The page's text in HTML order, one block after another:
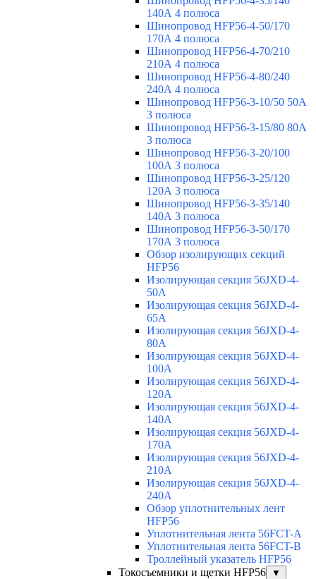
140А 4 полюса
Шинопровод HFP56-4-50/170
170А 4 полюса
Шинопровод HFP56-4-70/210
210А 4 полюса
Шинопровод HFP56-4-80/240
240А 4 полюса
Шинопровод HFP56-3-10/50 50А
3 полюса
Шинопровод HFP56-3-15/80 80А
3 полюса
Шинопровод HFP56-3-20/100
100А 3 полюса
Шинопровод HFP56-3-25/120
120А 3 полюса
Шинопровод HFP56-3-35/140
140А 3 полюса
Шинопровод HFP56-3-50/170
170А 3 полюса
Обзор изолирующих секций
HFP56
Изолирующая секция 56JXD-4-
50A
Изолирующая секция 56JXD-4-
65A
Изолирующая секция 56JXD-4-
80A
Изолирующая секция 56JXD-4-
100A
Изолирующая секция 56JXD-4-
120A
Изолирующая секция 56JXD-4-
140A
Изолирующая секция 56JXD-4-
170A
Изолирующая секция 56JXD-4-
210A
Изолирующая секция 56JXD-4-
240A
Обзор уплотнительных лент
HFP56
Уплотнительная лента 56FCT-A
Уплотнительная лента 56FCT-B
Троллейный указатель HFP56
Токосъемники и щетки HFP56
▼